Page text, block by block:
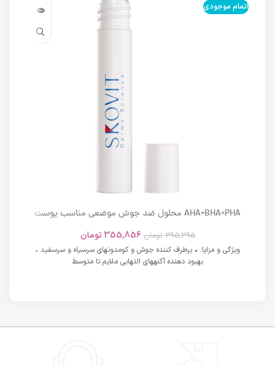
اتمام موجودی
AHA+BHA+PHA محلول ضد جوش موضعی مناسب پوست
395,395 تومان 355,856 تومان
ویژگی و مزایا: • برطرف کننده جوش و کومدونهای سرسیاه و سرسفید •
بهبود دهنده آکنههای التهابی ملایم تا متوسط